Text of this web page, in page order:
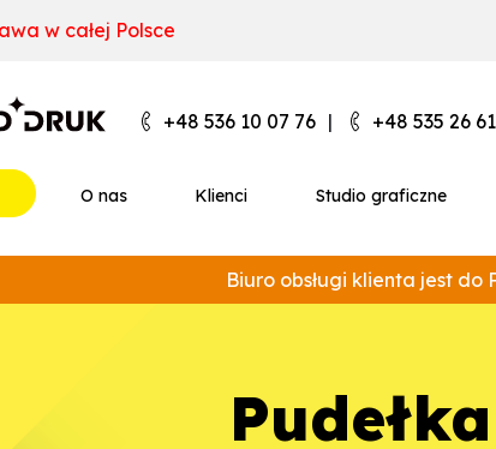
O nas Klienci Studio graficzne
+48 536 10 07 76 | +48 535 26
Biuro obsługi klienta jest do